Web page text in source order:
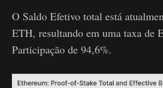
O Saldo Efetivo total está
ETH, resultando em uma taxa de
Participação de 94,6%.